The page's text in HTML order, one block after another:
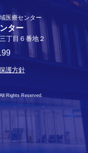
医療センター
ター
丁目６番地２
護方針
Rights Reserved.